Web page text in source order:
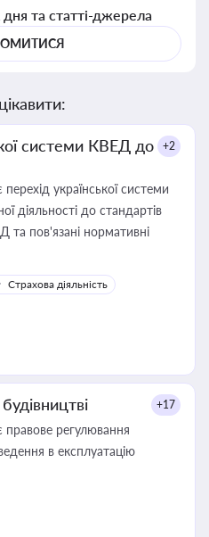
та статті-джерела
системи КВЕД до
+2
української системи
діяльності до стандартів
та пов'язані нормативні
Страхова діяльність
+17
регулювання
в експлуатацію